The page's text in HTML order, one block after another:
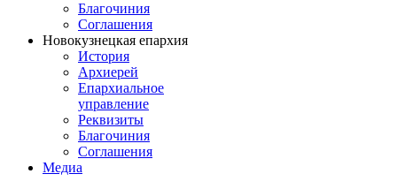
Благочиния
Соглашения
Новокузнецкая епархия
История
Архиерей
Епархиальное
управление
Реквизиты
Благочиния
Соглашения
Медиа